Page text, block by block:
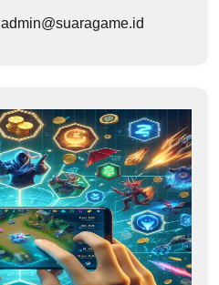
admin@suaragame.id